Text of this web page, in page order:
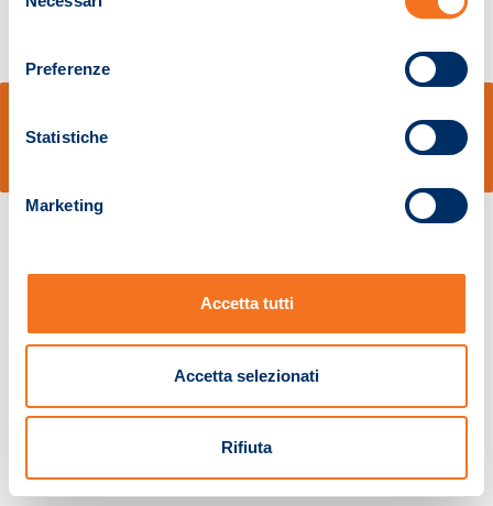
del
Preferenze
Statistiche
Marketing
Accetta tutti
Accetta selezionati
Rifiuta
Pistoia 01680210505 – R.E.A. n.155974 - Cap.Soc. € 2.000.000,00 i.v. La
Società adotta il Codice Etico D.lgs. 231/01